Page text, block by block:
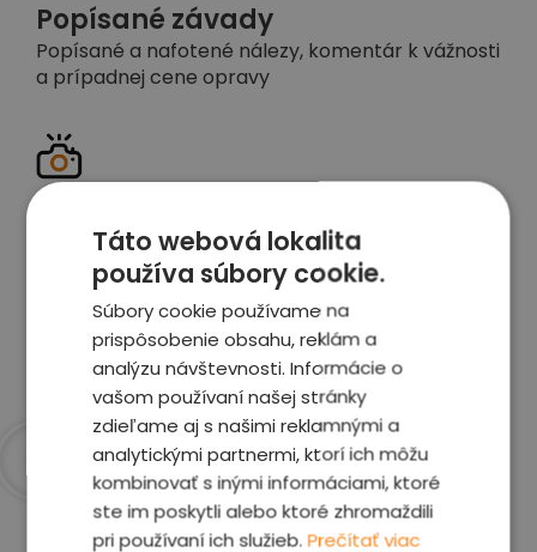
Popísané závady
Popísané a nafotené nálezy, komentár k vážnosti
a prípadnej cene opravy
Detailné foto aj video
Celé auto z exteriéru aj interiéru nafotíme
vrátane závad a poškodení
Zobraziť report
Prečo sme najlepšia
Táto webová lokalita
používa súbory cookie.
Súbory cookie používame na
prispôsobenie obsahu, reklám a
analýzu návštevnosti. Informácie o
vašom používaní našej stránky
zdieľame aj s našimi reklamnými a
analytickými partnermi, ktorí ich môžu
kombinovať s inými informáciami, ktoré
ste im poskytli alebo ktoré zhromaždili
pri používaní ich služieb.Prečítať viac